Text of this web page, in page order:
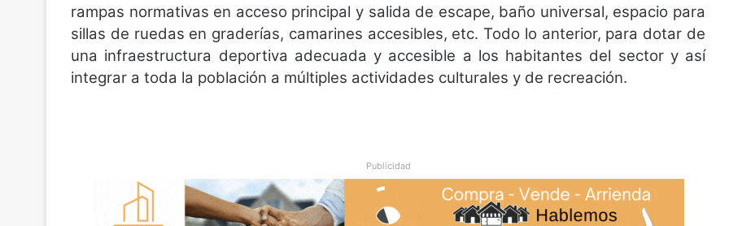
rampas normativas en acceso principal y salida de escape, baño universal, espacio para
sillas de ruedas en graderías, camarines accesibles, etc. Todo lo anterior, para dotar de
una infraestructura deportiva adecuada y accesible a los habitantes del sector y así
integrar a toda la población a múltiples actividades culturales y de recreación.
Publicidad